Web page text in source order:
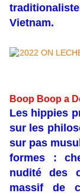
Vietnam.
Boop Boop a
Les hippies
sur les
sur pas
formes :
nudité des
massif de